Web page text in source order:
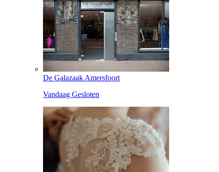
De Galazaak Amersfoort
Vandaag Gesloten